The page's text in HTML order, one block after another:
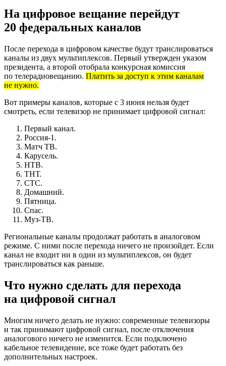
На цифровое вещание перейдут
20 федеральных каналов
После перехода в цифровом качестве будут транслироваться
каналы из двух мультиплексов. Первый утвержден указом
президента, а второй отобрала конкурсная комиссия
по телерадиовещанию. Платить за доступ к этим каналам
не нужно.
Вот примеры каналов, которые с 3 июня нельзя будет
смотреть, если телевизор не принимает цифровой сигнал:
Первый канал.
Россия-1.
Матч ТВ.
Карусель.
НТВ.
ТНТ.
СТС.
Домашний.
Пятница.
Спас.
Муз-ТВ.
Региональные каналы продолжат работать в аналоговом
режиме. С ними после перехода ничего не произойдет. Если
канал не входит ни в один из мультиплексов, он будет
транслироваться как раньше.
Что нужно сделать для перехода
на цифровой сигнал
Многим ничего делать не нужно: современные телевизоры
и так принимают цифровой сигнал, после отключения
аналогового ничего не изменится. Если подключено
кабельное телевидение, все тоже будет работать без
дополнительных настроек.